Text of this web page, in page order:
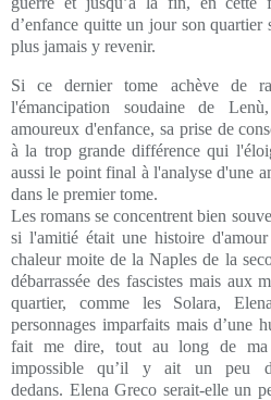
d’enfance quitte un jour son
plus jamais y revenir.
Si ce dernier tome achève de
l'émancipation soudaine de
amoureux d'enfance, sa prise de
à la trop grande différence qui
aussi le point final à l'analyse d'une
dans le premier tome.
Les romans se concentrent bien
si l'amitié était une histoire
chaleur moite de la Naples de la
débarrassée des fascistes mais aux
quartier, comme les Solara,
personnages imparfaits mais d’une
fait me dire, tout au long de ma
impossible qu’il y ait un peu
dedans. Elena Greco serait-elle un